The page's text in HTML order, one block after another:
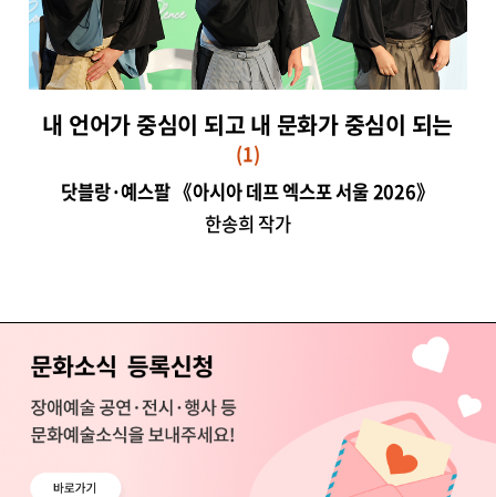
내 언어가 중심이 되고 내 문화가 중심이 되는
(1)
닷블랑·예스팔 《아시아 데프 엑스포 서울 2026》
한송희 작가